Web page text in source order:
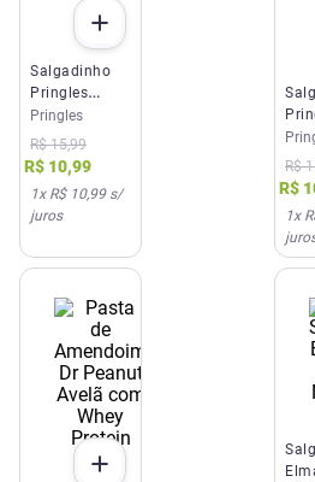
Salgadinho
Pringles
Original 104g
Pringles
R$ 15,99
R$ 10,99
1x R$ 10,99s/
juros
R$
R$
1x